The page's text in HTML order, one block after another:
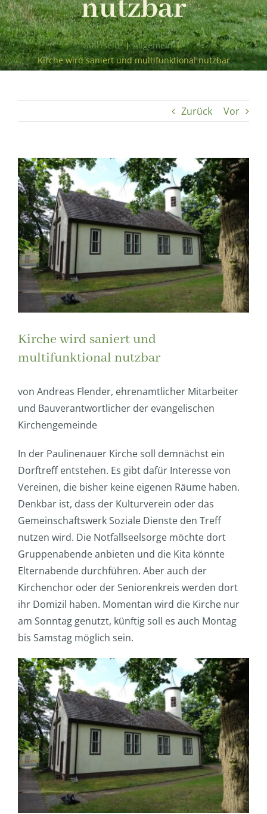
nutzbar
Startseite | Allgemein |
Kirche wird saniert und multifunktional nutzbar
Zurück Vor
Zeige
grösseres
Bild
Kirche wird saniert und
multifunktional nutzbar
von Andreas Flender, ehrenamtlicher Mitarbeiter
und Bauverantwortlicher der evangelischen
Kirchengemeinde
In der Paulinenauer Kirche soll demnächst ein
Dorftreff entstehen. Es gibt dafür Interesse von
Vereinen, die bisher keine eigenen Räume haben.
Denkbar ist, dass der Kulturverein oder das
Gemeinschaftswerk Soziale Dienste den Treff
nutzen wird. Die Notfallseelsorge möchte dort
Gruppenabende anbieten und die Kita könnte
Elternabende durchführen. Aber auch der
Kirchenchor oder der Seniorenkreis werden dort
ihr Domizil haben. Momentan wird die Kirche nur
am Sonntag genutzt, künftig soll es auch Montag
bis Samstag möglich sein.